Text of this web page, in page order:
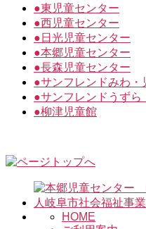
●東児童センター
●西児童センター
● 日光児童センター
●本郷児童センター
●長森児童センター
●サンフレンドみわ・
●サンフレンドうずら
●柳津児童館
HOME